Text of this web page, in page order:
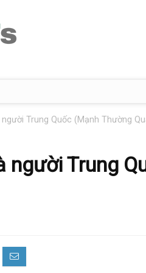
Trung Quốc (Mạnh Thường
người Trung